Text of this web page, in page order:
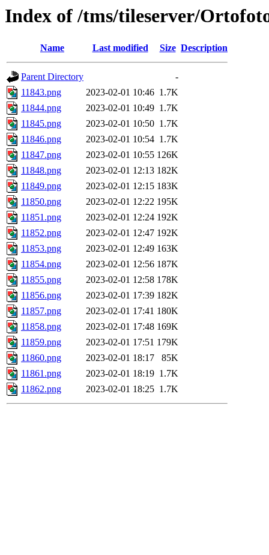
Index of /tms/tileserver/
Name Last modified Size Description
Parent Directory
-
11843.png
2023-02-01 10:46 1.7K
11844.png
2023-02-01 10:49 1.7K
11845.png
2023-02-01 10:50 1.7K
11846.png
2023-02-01 10:54 1.7K
11847.png
2023-02-01 10:55 126K
11848.png
2023-02-01 12:13 182K
11849.png
2023-02-01 12:15 183K
11850.png
2023-02-01 12:22 195K
11851.png
2023-02-01 12:24 192K
11852.png
2023-02-01 12:47 192K
11853.png
2023-02-01 12:49 163K
11854.png
2023-02-01 12:56 187K
11855.png
2023-02-01 12:58 178K
11856.png
2023-02-01 17:39 182K
11857.png
2023-02-01 17:41 180K
11858.png
2023-02-01 17:48 169K
11859.png
2023-02-01 17:51 179K
11860.png
2023-02-01 18:17
85K
11861.png
2023-02-01 18:19 1.7K
11862.png
2023-02-01 18:25 1.7K